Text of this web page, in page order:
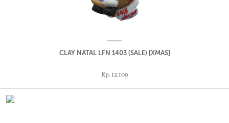
CLAY NATAL LFN 1403 (SALE) [XMAS]
Rp. 12.109